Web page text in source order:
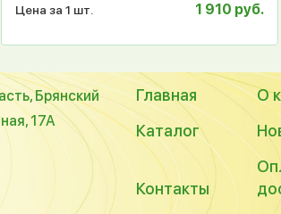
Цена за 1 шт. 1 910 руб.
Брянский
17А
Главная
О
Каталог
Контакты